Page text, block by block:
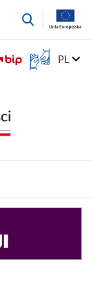
przejdź
Otwórz
okno
Zmień
PL